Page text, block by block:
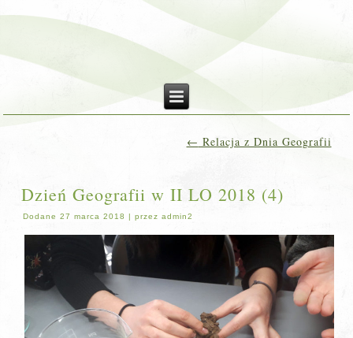
← Relacja z Dnia Geografii
Dzień Geografii w II LO 2018 (4)
Dodane 27 marca 2018 |przez admin2